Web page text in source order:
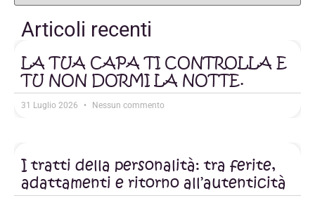
Articoli recenti
LA TUA CAPA TI CONTROLLA E
TU NON DORMI LA NOTTE.
31 Luglio 2026 Nessun commento
I tratti della personalità: tra ferite,
adattamenti e ritorno all’autenticità